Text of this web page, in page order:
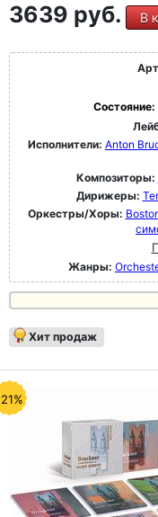
3639 руб. В
Состояние:
Исполнители: Anton
Композиторы:
Дирижеры:
Оркестры/Хоры:
Жанры:
Хит продаж